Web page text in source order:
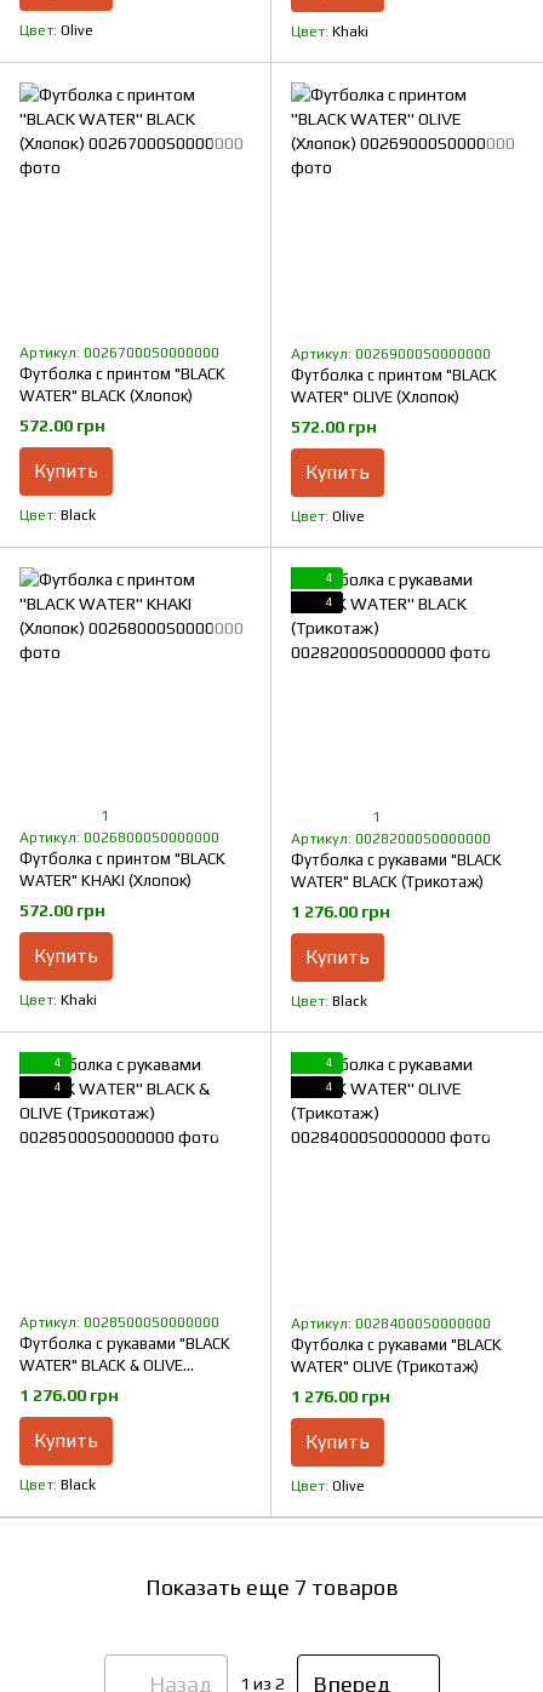
Цвет Olive Цвет Khaki
Артикул: 00267000S0000000
Футболка с принтом "BLACK
WATER" BLACK (Хлопок)
572.00 грн
Купить
Цвет Black
Артикул: 00269000S0000000
Футболка с принтом "BLACK
WATER" OLIVE (Хлопок)
572.00 грн
Купить
Цвет Olive
1
Артикул: 00268000S0000000
Футболка с принтом "BLACK
WATER" KHAKI (Хлопок)
572.00 грн
Купить
Цвет Khaki
4
4
1
Артикул: 00282000S0000000
Футболка с рукавами "BLACK
WATER" BLACK (Трикотаж)
1 276.00 грн
Купить
Цвет Black
4
4
Артикул: 00285000S0000000
Футболка с рукавами "BLACK
WATER" BLACK & OLIVE
(Трикотаж)
1 276.00 грн
Купить
Цвет Black
4
4
Артикул: 00284000S0000000
Футболка с рукавами "BLACK
WATER" OLIVE (Трикотаж)
1 276.00 грн
Купить
Цвет Olive
Показать еще 7 товаров
Назад 1 из 2 Вперед